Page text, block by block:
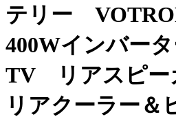
テリー
400Wインバー
TV リアスピ
リアクーラー